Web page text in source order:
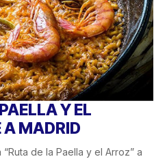
Y EL
A MADRID
de la Paella y el Arroz” a